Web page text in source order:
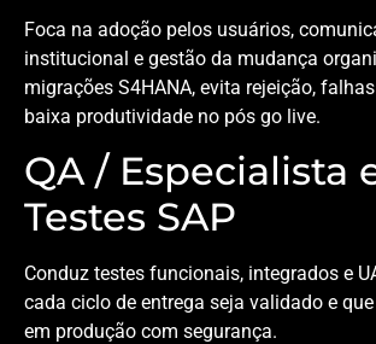
Foca na adoção pelos usuários,
institucional e gestão da mudança
migrações S4HANA, evita rejeição,
baixa produtividade no pós go live.
QA / Especialista
Testes SAP
Conduz testes funcionais, integrados e
cada ciclo de entrega seja validado e
em produção com segurança.